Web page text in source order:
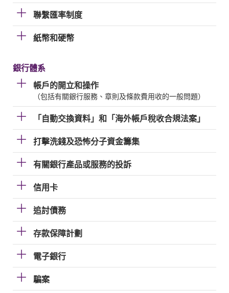
聯繫匯率制度
紙幣和硬幣
銀行體系
帳戶的開立和操作
（包括有關銀行服務、章則及條款費用收的一般問題）
「自動交換資料」和「海外帳戶稅收合規法案」
打擊洗錢及恐怖分子資金籌集
有關銀行產品或服務的投訴
信用卡
追討債務
存款保障計劃
電子銀行
騙案